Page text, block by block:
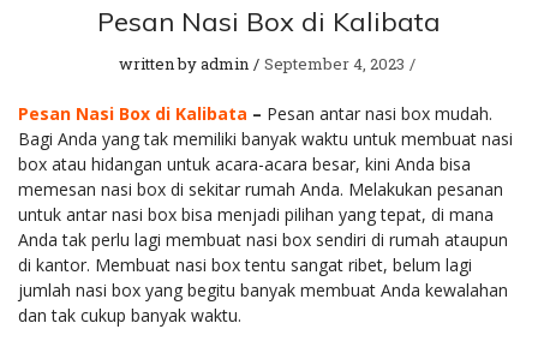
Pesan Nasi Box di Kalibata
written byadmin September 4, 2023
Pesan Nasi Box di Kalibata – Pesan antar nasi box mudah.
Bagi Anda yang tak memiliki banyak waktu untuk membuat nasi
box atau hidangan untuk acara-acara besar, kini Anda bisa
memesan nasi box di sekitar rumah Anda. Melakukan pesanan
untuk antar nasi box bisa menjadi pilihan yang tepat, di mana
Anda tak perlu lagi membuat nasi box sendiri di rumah ataupun
di kantor. Membuat nasi box tentu sangat ribet, belum lagi
jumlah nasi box yang begitu banyak membuat Anda kewalahan
dan tak cukup banyak waktu.